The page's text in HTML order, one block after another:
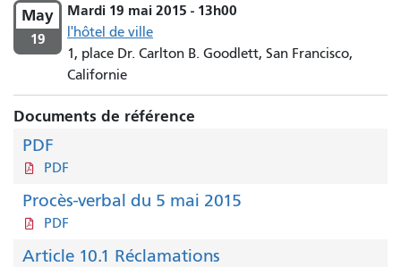
May
19
Mardi 19 mai 2015 - 13h00
l'hôtel de ville
1, place Dr. Carlton B. Goodlett, San Francisco,
Californie
Documents de référence
PDF
PDF
Procès-verbal du 5 mai 2015
PDF
Article 10.1 Réclamations